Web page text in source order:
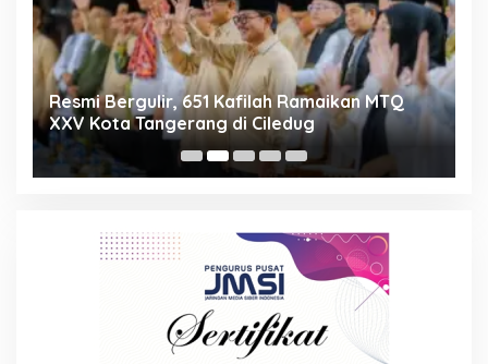
Resmi Bergulir, 651 Kafilah Ramaikan MTQ
XXV Kota Tangerang di Ciledug